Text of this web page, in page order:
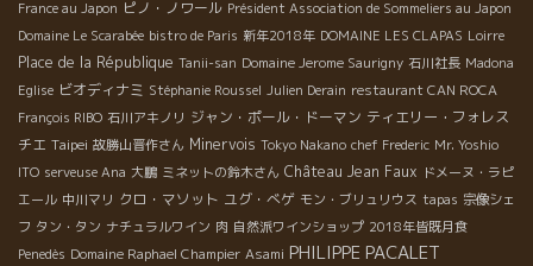
France au Japon ピノ・ノワール Président Association de Sommeliers au Japon
Domaine Le Scarabée bistro de Paris 新年2018年 DOMAINE LES CLAPAS Loirre
Place de la République Tanii-san Domaine Jerome Saurigny 石川社長 Madona
Eglise ビオディナミ Stéphanie Roussel Julien Derain restaurant CAN ROCA
François RIBO 石川アキノリ ジャン・ポール・ドーマン ティエリー・フォレス
チエ Taipei 故勝山晋作さん Minervois Tokyo Nakano chef Frederic Mr. Yoshio
ITO serveuse Ana 大鵬 ミネットの鈴木さん Château Jean Faux ドメーヌ・ラピ
エール 中川マリ クロ・マソット ユグ・べゲ モン・ブリュリウス tapas 宗像シェ
フ タン・タン ナチュラルワイン 肉 自然派ワインショップ 2018年皆既月食
Penedès Domaine Raphael Champier Asami PHILIPPE PACALET